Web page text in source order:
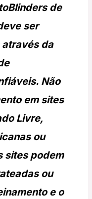
de
ser
da
Não
em sites
Livre,
ou
sites podem
ou
e o